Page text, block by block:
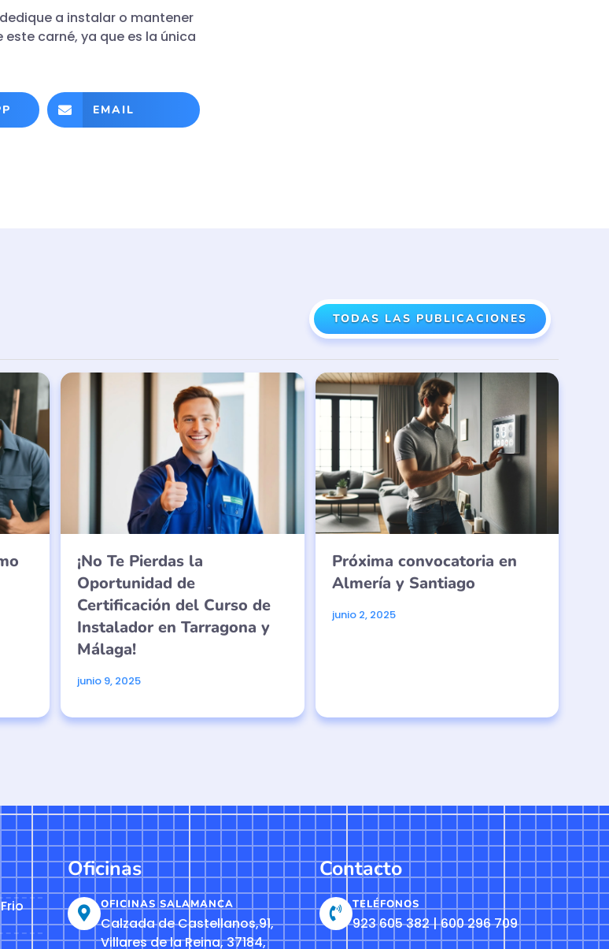
a instalar o mantener
carné, ya que es la única
EMAIL
TODAS LAS PUBLICACIONES
¡No Te Pierdas la
Oportunidad de
Certificación del Curso de
Instalador en Tarragona y
Málaga!
junio 9, 2025
Próxima convocatoria en
Almería y Santiago
junio 2, 2025
Oficinas
OFICINAS SALAMANCA
Calzada de Castellanos,91,
Villares de la Reina, 37184,
Contacto
TELÉFONOS
923 605 382 | 600 296 709